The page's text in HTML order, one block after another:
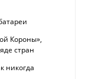
Короны»,
стран
никогда